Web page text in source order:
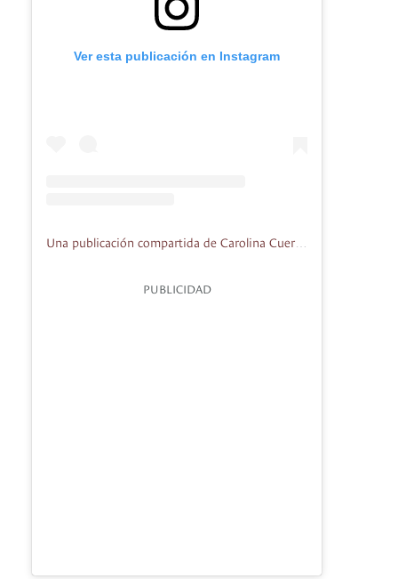
Ver esta publicación en Instagram
PUBLICIDAD